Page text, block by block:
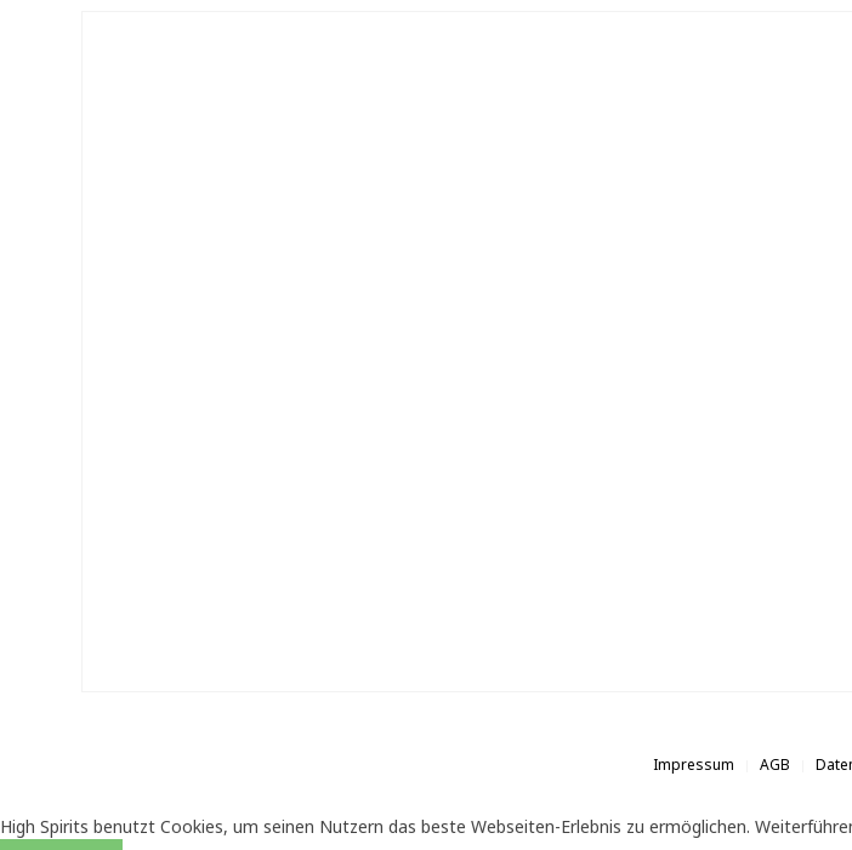
Impressum AGB
High Spirits benutzt Cookies, um seinen Nutzern das beste Webseiten-Erlebnis zu ermöglichen.